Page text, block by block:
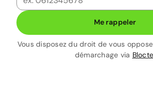
Me rappeler
Vous disposez du droit de vous
démarchage via